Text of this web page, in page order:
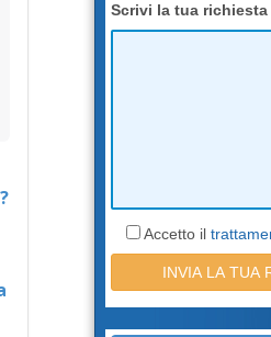
Scrivi la tua richiesta
Accetto il